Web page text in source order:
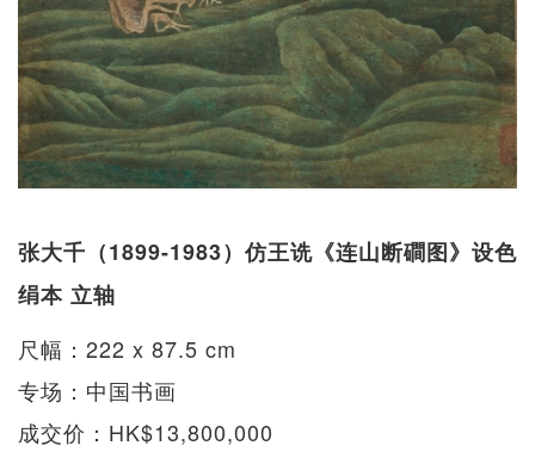
张大千（1899-1983）仿王诜《连山断磵图》设色
绢本 立轴
尺幅：222 x 87.5 cm
专场：中国书画
成交价：HK$13,800,000